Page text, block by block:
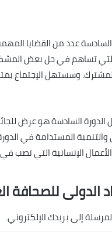
عدد من القضايا
تساهم في حل بعض
الدورة السادسة هو عرض
والتنمية المستدامة في
الإنسانية التي تصب
الدولى للصحافة
إلى بريدك الإلكتروني.